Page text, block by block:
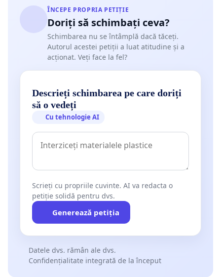
ÎNCEPE PROPRIA PETIȚIE
Doriți să schimbați ceva?
Schimbarea nu se întâmplă dacă tăceți.
Autorul acestei petiții a luat atitudine și a
acționat. Veți face la fel?
Descrieți schimbarea pe care doriți
să o vedeți
Cu tehnologie AI
Scrieți cu propriile cuvinte. AI va redacta o
petiție solidă pentru dvs.
Generează petiția
Datele dvs. rămân ale dvs.
Confidențialitate integrată de la început